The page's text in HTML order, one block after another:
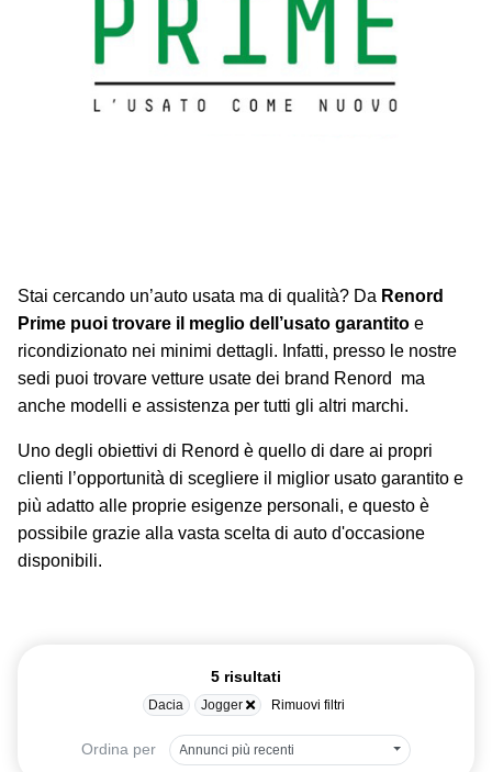
Stai cercando un’auto usata ma di qualità? Da Renord
Prime puoi trovare il meglio dell’usato garantito e
ricondizionato nei minimi dettagli. Infatti, presso le nostre
sedi puoi trovare vetture usate dei brand Renord ma
anche modelli e assistenza per tutti gli altri marchi.
Uno degli obiettivi di Renord è quello di dare ai propri
clienti l’opportunità di scegliere il miglior usato garantito e
più adatto alle proprie esigenze personali, e questo è
possibile grazie alla vasta scelta di auto d'occasione
disponibili.
5 risultati
Dacia Jogger Rimuovi filtri
Ordina per Annunci più recenti